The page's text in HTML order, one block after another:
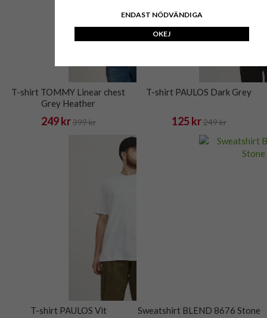
T-shirt TOMMY Linear chest
Grey Heather
249 kr 399 kr
T-shirt PAULOS Dark Grey
125 kr 249 kr
T-shirt PAULOS Vit
Sweatshirt BLEND 8676 Stone
ENDAST NÖDVÄNDIGA
OKEJ